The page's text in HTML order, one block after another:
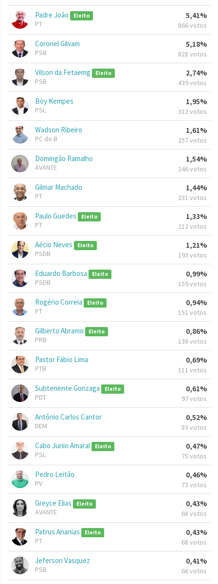
Padre João Eleito
PT
5,41%
866 votos
Coronel Gilvam
PSB
5,18%
828 votos
Vilson da Fetaemg Eleito
PSB
2,74%
439 votos
Boy Kempes
PSL
1,95%
312 votos
Wadson Ribeiro
PC do B
1,61%
257 votos
Domingão Ramalho
AVANTE
1,54%
246 votos
Gilmar Machado
PT
1,44%
231 votos
Paulo Guedes Eleito
PT
1,33%
212 votos
Aécio Neves Eleito
PSDB
1,21%
193 votos
Eduardo Barbosa Eleito
PSDB
0,99%
159 votos
Rogério Correia Eleito
PT
0,94%
151 votos
Gilberto Abramo Eleito
PRB
0,86%
138 votos
Pastor Fábio Lima
PTB
0,69%
111 votos
Subtenente Gonzaga Eleito
PDT
0,61%
97 votos
Antônio Carlos Cantor
DEM
0,52%
83 votos
Cabo Junio Amaral Eleito
PSL
0,47%
75 votos
Pedro Leitão
PV
0,46%
73 votos
Greyce Elias Eleito
AVANTE
0,43%
68 votos
Patrus Ananias Eleito
PT
0,43%
68 votos
Jeferson Vasquez
PSB
0,41%
66 votos